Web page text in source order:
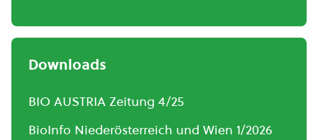
Downloads
BIO AUSTRIA Zeitung 4/25
BioInfo Niederösterreich und Wien 1/2026